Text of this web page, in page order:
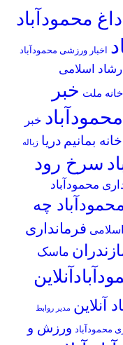
داغ محمودآباد
اخبار ورزشی محمودآباد
اسلامی
خانه ملت خبر
خبر
بمانیم دریا زباله
سرخ رود
محمودآباد
چه
فرمانداری
ماسک
آنلاین مدیر روابط
محمودآباد ورزش و